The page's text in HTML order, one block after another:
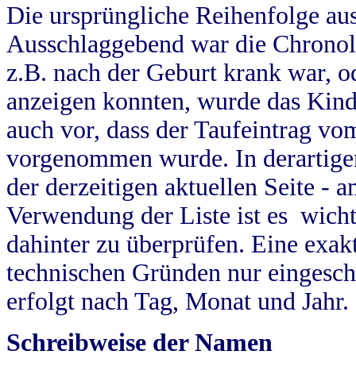
Die ursprüngliche Reihenfolge
Ausschlaggebend war die
z.B. nach der Geburt krank war,
anzeigen konnten, wurde das
auch vor, dass der Taufeintrag
vorgenommen wurde. In
der derzeitigen aktuellen Seite -
Verwendung der Liste ist es
dahinter zu überprüfen. Eine
technischen Gründen nur
erfolgt nach Tag, Monat und Jahr.
Schreibweise der Namen